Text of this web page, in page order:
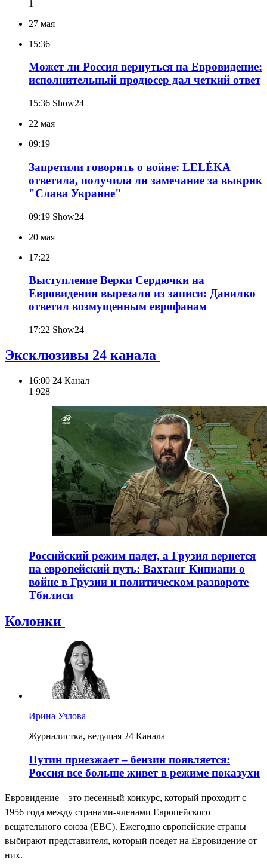
1
27 мая
15:36
Может ли Россия вернуться на Евровидение:
исполнительный продюсер дал четкий ответ
15:36 Show24
22 мая
09:19
Запретили говорить о войне: LELÉKA
ответила, получила ли замечание за выкрик
"Слава Украине"
09:19 Show24
20 мая
17:22
Выступление Верки Сердючки на
Евровидении вырезали из записи: Данилко
ответил возмущенным еврофанам
17:22 Show24
Эксклюзивы 24 канала
16:00 24 Канал
1 928
Российский режим падет, а Грузия вернется
на европейский путь: Вахтанг Кипиани о
войне в Грузии и политическом развороте
Тбилиси
Колонки
Ирина Узлова
Журналистка, ведущая 24 Канала
Путин приезжает – бензин появляется:
Россия все больше живет в режиме показухи
Евровидение – это песенный конкурс, который проходит с
1956 года между странами-членами Европейского
вещательного союза (ЕВС). Ежегодно европейские страны
выбирают представителя, который поедет на Евровидение от
них.